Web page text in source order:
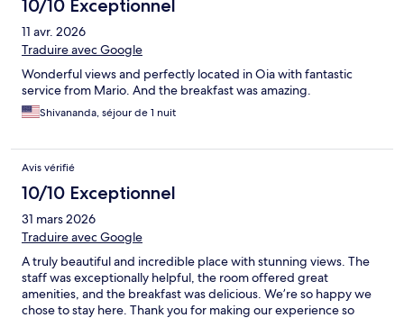
10/10 Exceptionnel
11 avr. 2026
Traduire avec Google
Wonderful views and perfectly located in Oia with fantastic
service from Mario. And the breakfast was amazing.
Shivananda, séjour de 1 nuit
Avis vérifié
10/10 Exceptionnel
31 mars 2026
Traduire avec Google
A truly beautiful and incredible place with stunning views. The
staff was exceptionally helpful, the room offered great
amenities, and the breakfast was delicious. We’re so happy we
chose to stay here. Thank you for making our experience so